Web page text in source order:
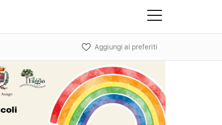
Aggiungi ai preferiti